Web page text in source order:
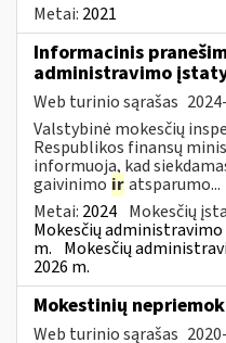
Metai: 2021
Informacinis
administravimo
Web turinio sąrašas
Valstybinė mokesčių
Respublikos finansų
informuoja, kad
gaivinimo iratsparumo...
Metai: 2024 Mokesčių
Mokesčių
m. Mokesčių
2026 m.
Mokestinių
Web turinio sąrašas